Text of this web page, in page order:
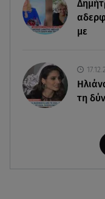
πιθανόν από
με
τη